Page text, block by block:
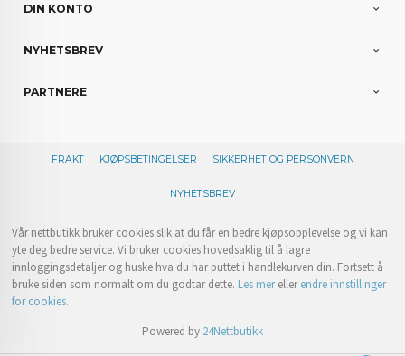
DIN KONTO
NYHETSBREV
PARTNERE
FRAKT KJØPSBETINGELSER SIKKERHET OG PERSONVERN
NYHETSBREV
Vår nettbutikk bruker cookies slik at du får en bedre kjøpsopplevelse og vi kan
yte deg bedre service. Vi bruker cookies hovedsaklig til å lagre
innloggingsdetaljer og huske hva du har puttet i handlekurven din. Fortsett å
bruke siden som normalt om du godtar dette. Les merellerendre innstillinger
for cookies.
Powered by 24Nettbutikk